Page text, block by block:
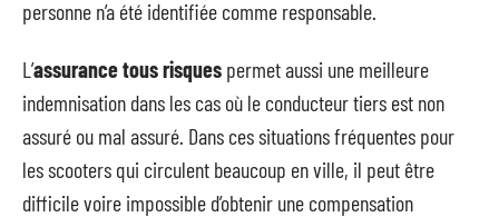
personne n’a été identifiée comme responsable.
L’assurance tous risques permet aussi une meilleure
indemnisation dans les cas où le conducteur tiers est non
assuré ou mal assuré. Dans ces situations fréquentes pour
les scooters qui circulent beaucoup en ville, il peut être
difficile voire impossible d’obtenir une compensation